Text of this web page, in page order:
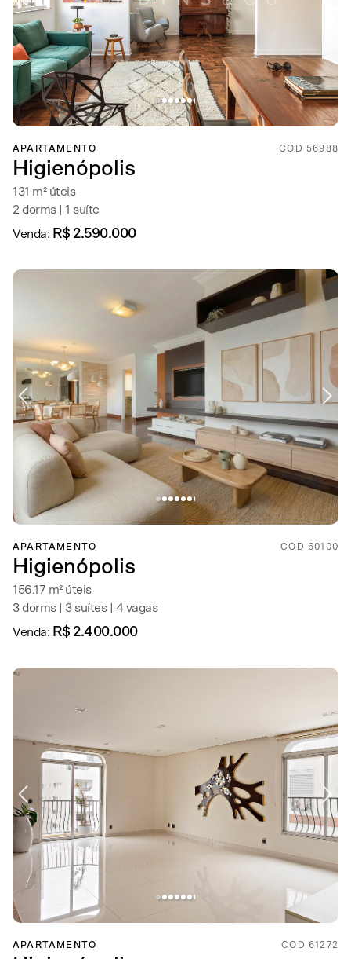
APARTAMENTO COD 56988
Higienópolis
131 m² úteis
2 dorms | 1 suíte
Venda: R$ 2.590.000
APARTAMENTO COD 60100
Higienópolis
156.17 m² úteis
3 dorms | 3 suítes | 4 vagas
Venda: R$ 2.400.000
APARTAMENTO COD 61272